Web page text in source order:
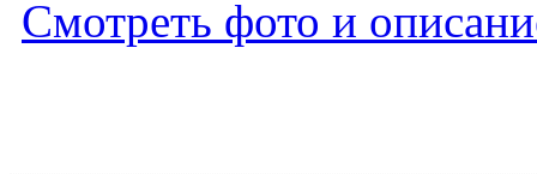
Смотреть фото и